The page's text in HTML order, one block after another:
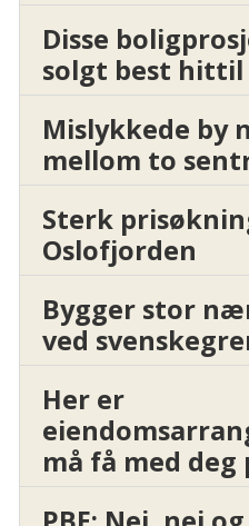
Disse
solgt best hittil
Mislykkede by
mellom to
Sterk
Oslofjorden
Bygger stor
ved
Her er
må få med deg